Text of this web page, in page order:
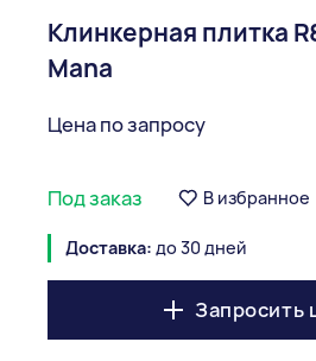
Клинкерная плитка
Mana
Цена по запросу
Под заказ В избранное
Доставка: до 30 дней
Запросить